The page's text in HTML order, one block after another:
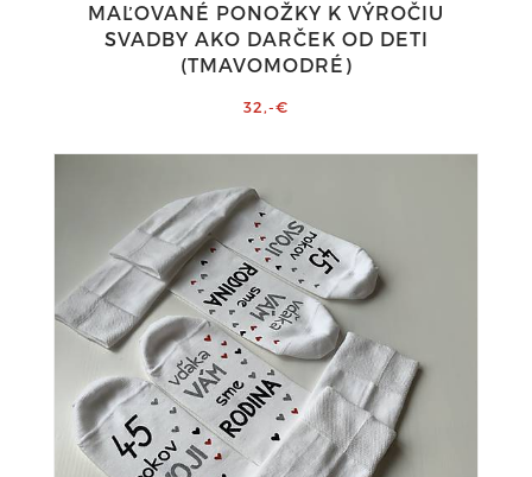
MAĽOVANÉ PONOŽKY K VÝROČIU
SVADBY AKO DARČEK OD DETI
(TMAVOMODRÉ)
32,-€